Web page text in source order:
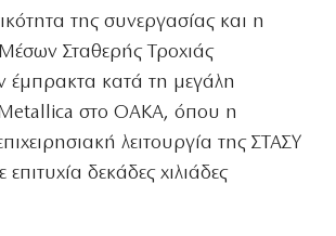
της συνεργασίας και η
Σταθερής Τροχιάς
κατά τη μεγάλη
στο ΟΑΚΑ, όπου η
λειτουργία της ΣΤΑΣΥ
δεκάδες χιλιάδες